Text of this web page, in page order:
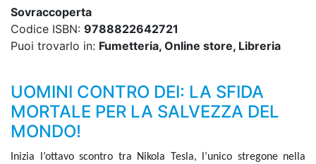
Sovraccoperta
Codice ISBN: 9788822642721
Puoi trovarlo in: Fumetteria, Online store, Libreria
UOMINI CONTRO DEI: LA SFIDA
MORTALE PER LA SALVEZZA DEL
MONDO!
Inizia l’ottavo scontro tra Nikola Tesla, l’unico stregone nella